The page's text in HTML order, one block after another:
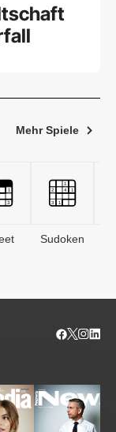
Mehr Spiele
Sudoken